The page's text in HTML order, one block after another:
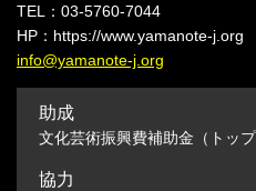
TEL：03-5760-7044
HP：https://www.yamanote-j.org
info@yamanote-j.org
助成
文化芸術振興費補助金（トッ
協力